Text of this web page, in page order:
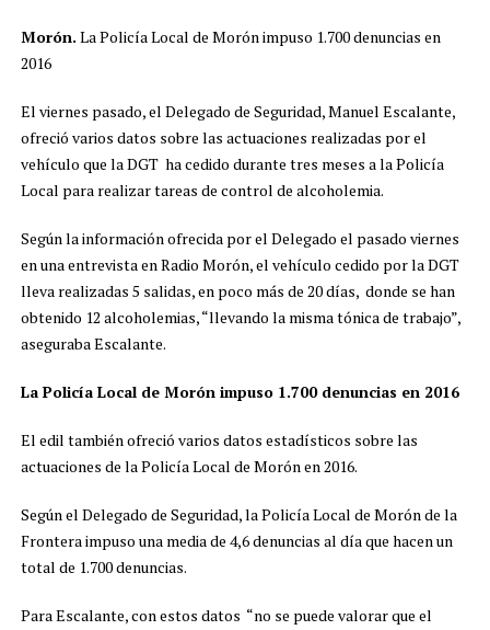
Morón. La Policía Local de Morón impuso 1.700 denuncias en
2016
El viernes pasado, el Delegado de Seguridad, Manuel Escalante,
ofreció varios datos sobre las actuaciones realizadas por el
vehículo que la DGT ha cedido durante tres meses a la Policía
Local para realizar tareas de control de alcoholemia.
Según la información ofrecida por el Delegado el pasado viernes
en una entrevista en Radio Morón, el vehículo cedido por la DGT
lleva realizadas 5 salidas, en poco más de 20 días, donde se han
obtenido 12 alcoholemias, “llevando la misma tónica de trabajo”,
aseguraba Escalante.
La Policía Local de Morón impuso 1.700 denuncias en 2016
El edil también ofreció varios datos estadísticos sobre las
actuaciones de la Policía Local de Morón en 2016.
Según el Delegado de Seguridad, la Policía Local de Morón de la
Frontera impuso una media de 4,6 denuncias al día que hacen un
total de 1.700 denuncias.
Para Escalante, con estos datos “no se puede valorar que el